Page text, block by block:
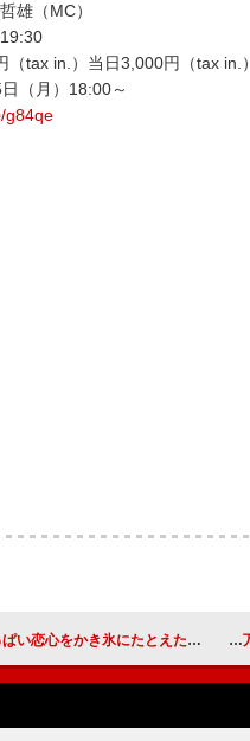
雄（MC）
tax in.）当日3,000円（tax in.）
（月）18:00～
g84qe
にたとえた「ブルーハワイレモン」MV公開